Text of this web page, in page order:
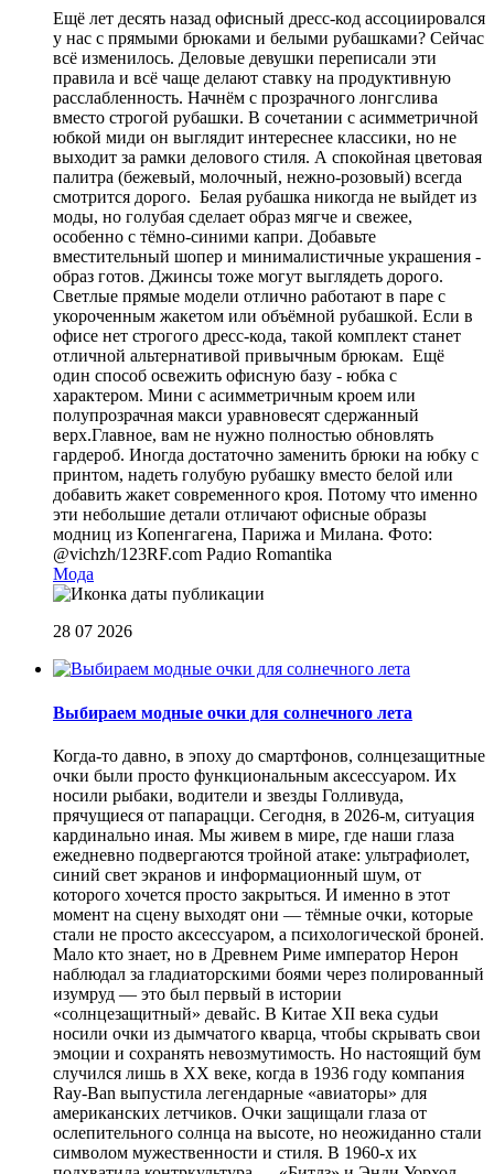
Ещё лет десять назад офисный дресс-код ассоциировался
у нас с прямыми брюками и белыми рубашками? Сейчас
всё изменилось. Деловые девушки переписали эти
правила и всё чаще делают ставку на продуктивную
расслабленность. Начнём с прозрачного лонгслива
вместо строгой рубашки. В сочетании с асимметричной
юбкой миди он выглядит интереснее классики, но не
выходит за рамки делового стиля. А спокойная цветовая
палитра (бежевый, молочный, нежно-розовый) всегда
смотрится дорого. Белая рубашка никогда не выйдет из
моды, но голубая сделает образ мягче и свежее,
особенно с тёмно-синими капри. Добавьте
вместительный шопер и минималистичные украшения -
образ готов. Джинсы тоже могут выглядеть дорого.
Светлые прямые модели отлично работают в паре с
укороченным жакетом или объёмной рубашкой. Если в
офисе нет строгого дресс-кода, такой комплект станет
отличной альтернативой привычным брюкам. Ещё
один способ освежить офисную базу - юбка с
характером. Мини с асимметричным кроем или
полупрозрачная макси уравновесят сдержанный
верх.Главное, вам не нужно полностью обновлять
гардероб. Иногда достаточно заменить брюки на юбку с
принтом, надеть голубую рубашку вместо белой или
добавить жакет современного кроя. Потому что именно
эти небольшие детали отличают офисные образы
модниц из Копенгагена, Парижа и Милана. Фото:
@vichzh/123RF.com Радио Romantika
Мода
28 07 2026
Выбираем модные очки для солнечного лета
Когда-то давно, в эпоху до смартфонов, солнцезащитные
очки были просто функциональным аксессуаром. Их
носили рыбаки, водители и звезды Голливуда,
прячущиеся от папарацци. Сегодня, в 2026-м, ситуация
кардинально иная. Мы живем в мире, где наши глаза
ежедневно подвергаются тройной атаке: ультрафиолет,
синий свет экранов и информационный шум, от
которого хочется просто закрыться. И именно в этот
момент на сцену выходят они — тёмные очки, которые
стали не просто аксессуаром, а психологической броней.
Мало кто знает, но в Древнем Риме император Нерон
наблюдал за гладиаторскими боями через полированный
изумруд — это был первый в истории
«солнцезащитный» девайс. В Китае XII века судьи
носили очки из дымчатого кварца, чтобы скрывать свои
эмоции и сохранять невозмутимость. Но настоящий бум
случился лишь в XX веке, когда в 1936 году компания
Ray-Ban выпустила легендарные «авиаторы» для
американских летчиков. Очки защищали глаза от
ослепительного солнца на высоте, но неожиданно стали
символом мужественности и стиля. В 1960-х их